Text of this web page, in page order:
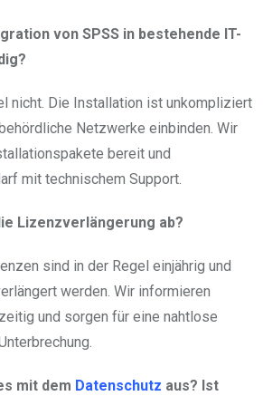
von SPSS in bestehende IT-
nicht. Die Installation ist unkompliziert
Netzwerke einbinden. Wir
bereit und
mit technischem Support.
Lizenzverlängerung ab?
sind in der Regel einjährig und
werden. Wir informieren
und sorgen für eine nahtlose
mit dem Datenschutz aus? Ist